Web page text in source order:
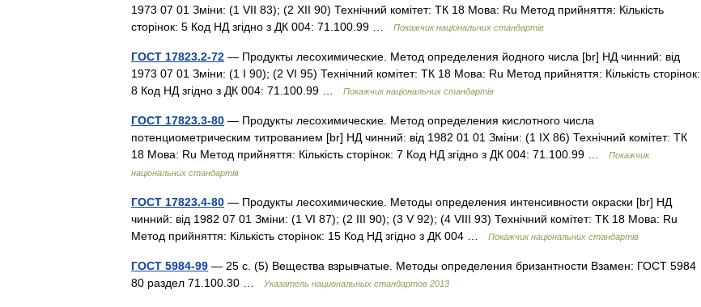
1973 07 01 Зміни: (1 VII 83); (2 XII 90) Технічний комітет: ТК 18 Мова: Ru Метод прийняття: Кількість
сторінок: 5 Код НД згідно з ДК 004: 71.100.99 …
Покажчик національних стандартів
ГОСТ 17823.2-72 — Продукты лесохимические. Метод определения йодного числа [br] НД чинний: від
1973 07 01 Зміни: (1 I 90); (2 VI 95) Технічний комітет: ТК 18 Мова: Ru Метод прийняття: Кількість сторінок:
8 Код НД згідно з ДК 004: 71.100.99 …
Покажчик національних стандартів
ГОСТ 17823.3-80 — Продукты лесохимические. Метод определения кислотного числа
потенциометрическим титрованием [br] НД чинний: від 1982 01 01 Зміни: (1 IX 86) Технічний комітет: ТК
18 Мова: Ru Метод прийняття: Кількість сторінок: 7 Код НД згідно з ДК 004: 71.100.99 …
Покажчик
національних стандартів
ГОСТ 17823.4-80 — Продукты лесохимические. Методы определения интенсивности окраски [br] НД
чинний: від 1982 07 01 Зміни: (1 VI 87); (2 III 90); (3 V 92); (4 VIII 93) Технічний комітет: ТК 18 Мова: Ru
Метод прийняття: Кількість сторінок: 15 Код НД згідно з ДК 004 …
Покажчик національних стандартів
ГОСТ 5984-99 — 25 с. (5) Вещества взрывчатые. Методы определения бризантности Взамен: ГОСТ 5984
80 раздел 71.100.30 …
Указатель национальных стандартов 2013